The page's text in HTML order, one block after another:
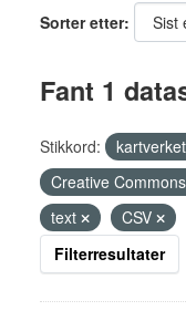
Sorter etter
Fant 1
Stikkord: kartverket
Creative
text
CSV
Filterresultater